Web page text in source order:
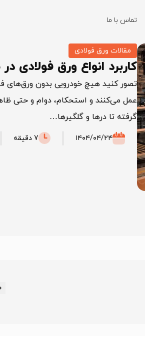
تماس با ما
مقالات ورق فولادی
کاربرد انواع ورق فولادی
تصور کنید هیچ خودرویی بدون ورق‌های
عمل می‌کنند و استحکام، دوام و حتی
گرفته تا درها و گلگیرها…
۱۴۰۴/۰۴/۲۴ 7 دقیقه